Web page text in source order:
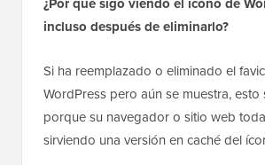
imagen ayuda a los usuarios a
rápidamente tu sitio entre muchas
sienta genérico y podría afectar el
tu marca.
¿Por qué sigo viendo el ícono de